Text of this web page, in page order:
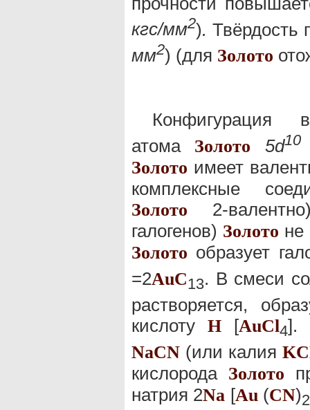
кгс/мм2).
мм2) (для Золото
Конфигурация
атома Золото 5d10
Золото имеет
комплексные
Золото 2-
галогенов) Золото не
Золото образует
=2AuC13. В смеси
растворяется,
кислотуH [AuCl4].
NaCN (или калия KC
кислорода Золото
натрия 2Na [Au(CN)2